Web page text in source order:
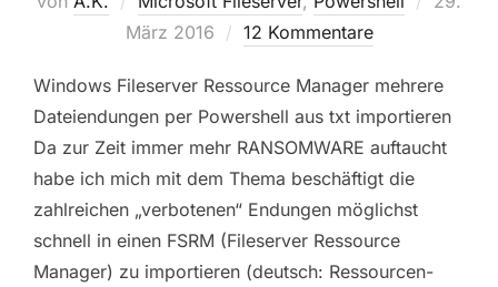
März 2016
12 Kommentare
Windows Fileserver Ressource Manager mehrere
Dateiendungen per Powershell aus txt importieren
Da zur Zeit immer mehr RANSOMWARE auftaucht
habe ich mich mit dem Thema beschäftigt die
zahlreichen „verbotenen“ Endungen möglichst
schnell in einen FSRM (Fileserver Ressource
Manager) zu importieren (deutsch: Ressourcen-